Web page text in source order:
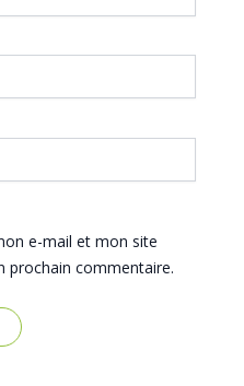
e-mail et mon site
prochain commentaire.